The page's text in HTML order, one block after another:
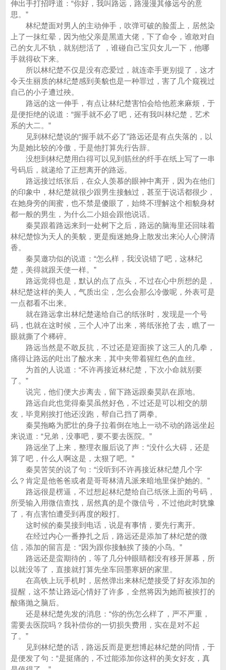
伸出手打招呼道：“你好，我叫路远，路漫漫其修远兮的意
思。”
林纪楚面对男人的主动伸手，吹弹可破的脸蛋上，居然染
上了一抹红晕，因为他父亲是黑道大佬，下了命令，谁敢对自
己的女儿不轨，就别想活了 ，谁碰自己宝贝女儿一下，他哪
手就得砍下来。
所以林纪楚不仅是没有恋爱过，就连牵手更别提了，这才
令天生丽质的林纪楚感到美貌也是一种罪过，害了几个窥视过
自己的小子遭过殃。
路远的这一伸手，有点让林纪楚害怕会给他惹来麻烦，于
是便拒绝的说道：“握手就不必了吧，还有我叫林纪楚，艺术
系的大二。”
见到林纪楚说的“握手就不必了”路远还是有点失落的，以
为是她比较的冷傲，于是他打算先行告辞。
没想到林纪楚用白得可以见到筋丝的纤手在纸上写了一串
号码后，就递给了正想离开的路远。
路远接过纸张后，在众人羡慕的眼神中离开，因为在他们
的印象中，林纪楚就很少跟男生接触过，甚至于说话都很少，
在她身旁的闺蜜，也不禁是傻眼了，始终不理解这个相貌身材
都一般的男生，为什么二小姐会跟他说话。
秦昊跟着路远来到一处树下之后，路远的脑海里还回味着
林纪楚惊为天人的美貌，更是痴迷她身上散发出来沁人心脾清
香。
秦昊邀功似的说道：“怎么样，我没说错了吧，这林纪
楚，美得就跟天使一样。”
路远觉得也是，默认的点了点头，不过在心中所想的是，
林纪楚这样的美人，气质出尘，怎么会那么冷傲呢，外表可是
一点都看不出来。
就在路远拿出林纪楚递给自己的纸张时，发现是一个号
码，也就在这时候，三个人冲了出来，将纸张抢了去，瞧了一
眼就撕了个稀碎。
路远当然是不敢反抗，不过还是迎面挨了这三人的几拳，
痛得让路远的吐出了酸水来，其中夹带着猩红色的血丝。
为首的人说道：“不许再接近林纪楚，下次小命就别要
了。”
说完，他们便大步离去，留下路远跟秦昊趴在原地。
路远自此也觉得秦昊虽然好色，不过还是可以相交的朋
友，毕竟刚挨打他还没跑，帮自己挡了两拳。
秦昊拖略为肥壮的身子拉着倒在地上一动不动的路远坐起
来说道：“兄弟，没事吧，要不要去医院。”
路远坐了上来，整理衣服后说了声：“没什么大碍，还是
算了吧，什么人啊这是，太狠了吧。”
秦昊苦笑的说了句：“没听到不许再接近林纪楚几个字
么？肯定是他爸爸或者是哥哥林清凡派来暗地里保护她的。”
路远很是楞逼，不过想起林纪楚给自己纸张上面的号码，
所受输入用微信查找，居然真的是个微信号，不过他此时犹豫
了，有点害怕遭受到再度的殴打。
这时候的秦昊接到电话，说是有事情，要先行离开。
在经过内心一番挣扎之后，路远还是添加了林纪楚的微
信，添加的留言是：“因为跟你接触挨了揍的小鸟。”
路远还是蛮期待的，等了几分钟眼睛都没有移开屏幕，所
以就没等了，直接就打算先坐车回墨寒妍的家里。
在高铁上玩手机时，居然弹出来林纪楚接受了好友添加的
提醒，这不禁让路远心情好了许多，全然将因为她而被挨打的
酸痛抛之脑后。
还是林纪楚先发的消息：“你的伤怎么样了，严不严重，
需要去医院吗？我补偿你的一切损失费用，实在是对不起
了。”
见到林纪楚的话，路远反而是更想博起林纪楚的同情，于
是便发了句：“是挺痛的，不过能添加你这样的美女好友，真